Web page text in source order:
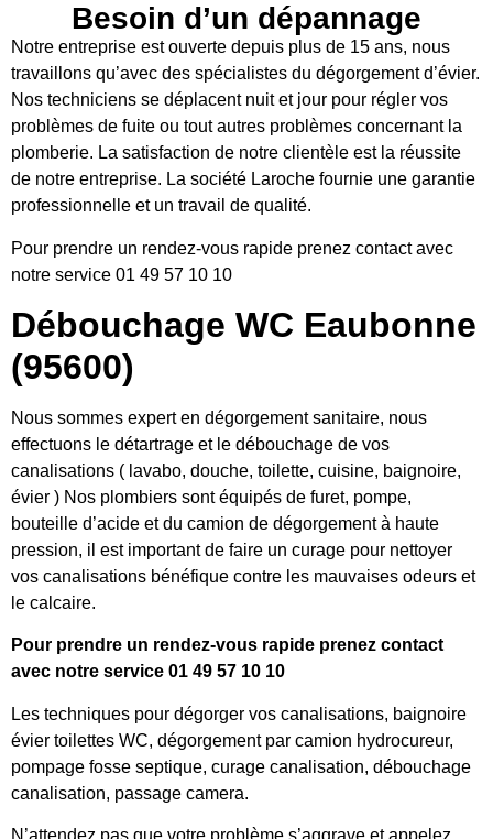
Besoin d’un dépannage
Notre entreprise est ouverte depuis plus de 15 ans, nous
travaillons qu’avec des spécialistes du dégorgement d’évier.
Nos techniciens se déplacent nuit et jour pour régler vos
problèmes de fuite ou tout autres problèmes concernant la
plomberie. La satisfaction de notre clientèle est la réussite
de notre entreprise. La société Laroche fournie une garantie
professionnelle et un travail de qualité.
Pour prendre un rendez-vous rapide prenez contact avec
notre service 01 49 57 10 10
Débouchage WC Eaubonne
(95600)
Nous sommes expert en dégorgement sanitaire, nous
effectuons le détartrage et le débouchage de vos
canalisations ( lavabo, douche, toilette, cuisine, baignoire,
évier ) Nos plombiers sont équipés de furet, pompe,
bouteille d’acide et du camion de dégorgement à haute
pression, il est important de faire un curage pour nettoyer
vos canalisations bénéfique contre les mauvaises odeurs et
le calcaire.
Pour prendre un rendez-vous rapide prenez contact
avec notre service 01 49 57 10 10
Les techniques pour dégorger vos canalisations, baignoire
évier toilettes WC, dégorgement par camion hydrocureur,
pompage fosse septique, curage canalisation, débouchage
canalisation, passage camera.
N’attendez pas que votre problème s’aggrave et appelez